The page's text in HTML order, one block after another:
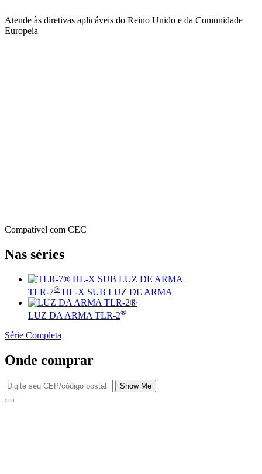
Atende às diretivas aplicáveis ​​do Reino Unido e da Comunidade
Europeia
Compatível com CEC
Nas séries
TLR-7® HL-X SUB LUZ DE ARMA
LUZ DA ARMA TLR-2®
Série Completa
Onde comprar
Show Me